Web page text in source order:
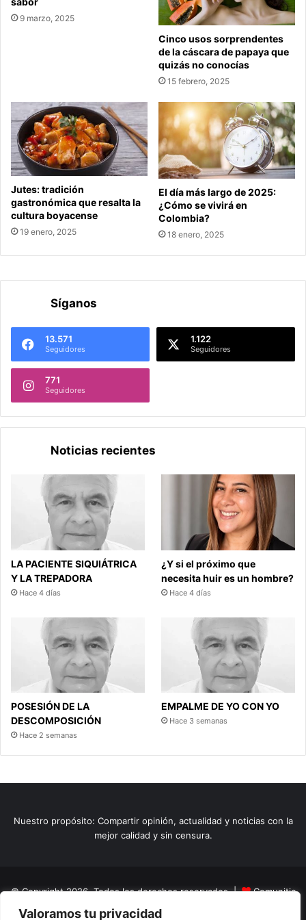
Valoramos tu privacidad
9 marzo, 2025
Cinco usos sorprendentes
de la cáscara de papaya que
quizás no conocías
15 febrero, 2025
Jutes: tradición
gastronómica que resalta la
cultura boyacense
19 enero, 2025
El día más largo de 2025:
¿Cómo se vivirá en
Colombia?
18 enero, 2025
Síganos
13.571
Seguidores
1.122
Seguidores
771
Seguidores
Noticias recientes
LA PACIENTE SIQUIÁTRICA
Y LA TREPADORA
Hace 4 días
¿Y si el próximo que
necesita huir es un hombre?
Hace 4 días
POSESIÓN DE LA
DESCOMPOSICIÓN
Hace 2 semanas
EMPALME DE YO CON YO
Hace 3 semanas
Nuestro propósito: Compartir opinión, actualidad y noticias con la
mejor calidad y sin censura.
© Copyright 2026, Todos los derechos reservados |
Comunitic
SAS BICNit 901228106